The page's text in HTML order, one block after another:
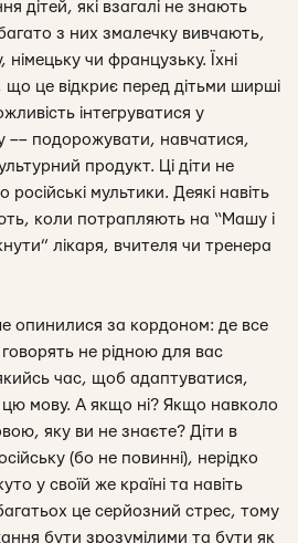
дітей, які взагалі не знають
багато з них змалечку вивчають,
німецьку чи французьку. Їхні
це відкриє перед дітьми ширші
інтегруватися у
–– подорожувати, навчатися,
продукт. Ці діти не
російські мультики. Деякі навіть
коли потрапляють на “Машу і
лікаря, вчителя чи тренера
опинилися за кордоном: де все
не рідною для вас
час, щоб адаптуватися,
цю мову. А якщо ні? Якщо навколо
яку ви не знаєте? Діти в
(бо не повинні), нерідко
у своїй же країні та навіть
це серйозний стрес, тому
бути зрозумілими та бути як